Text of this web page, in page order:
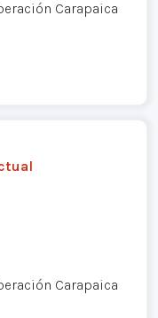
Carapaica
Carapaica